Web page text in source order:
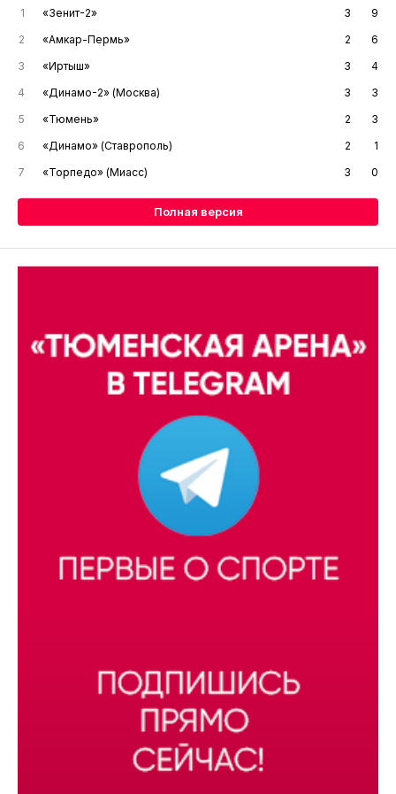
1 «Зенит-2» 3
9
2
«Амкар-Пермь» 2
6
3
«Иртыш» 3
4
4
«Динамо-2» (Москва) 3
3
5
«Тюмень» 2
3
6
«Динамо» (Ставрополь) 2
1
7
«Торпедо» (Миасс) 3 0
Полная версия